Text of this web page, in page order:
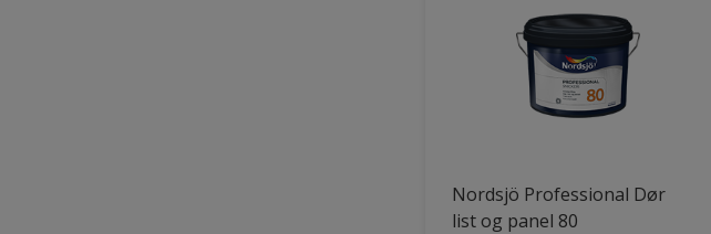
Nordsjö Professional Dør
list og panel 80